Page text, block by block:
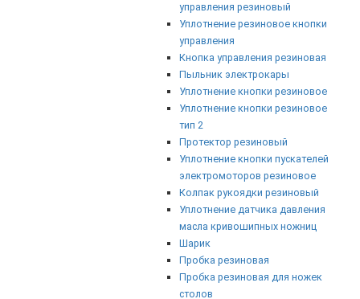
управления резиновый
Уплотнение резиновое кнопки
управления
Кнопка управления резиновая
Пыльник электрокары
Уплотнение кнопки резиновое
Уплотнение кнопки резиновое
тип 2
Протектор резиновый
Уплотнение кнопки пускателей
электромоторов резиновое
Колпак рукоядки резиновый
Уплотнение датчика давления
масла кривошипных ножниц
Шарик
Пробка резиновая
Пробка резиновая для ножек
столов